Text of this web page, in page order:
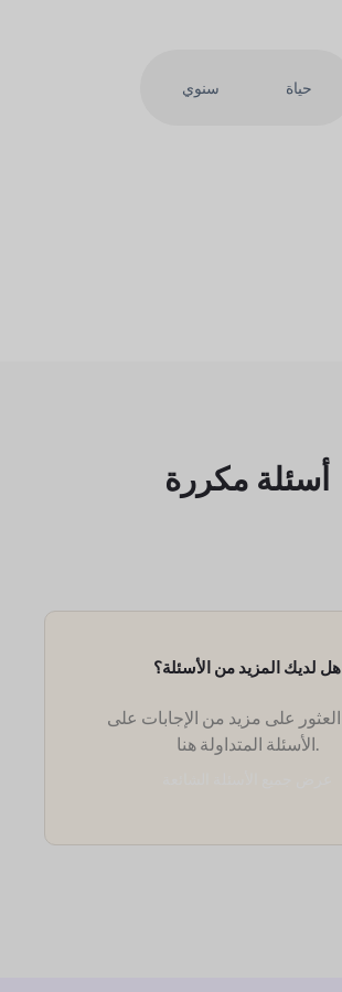
سنوي حياة
أسئلة مكررة
هل لديك المزيد من الأسئلة؟
على مزيد من الإجابات على
الأسئلة المتداولة هنا.